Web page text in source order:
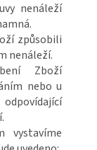
nenáleží
způsobili
nenáleží.
Zboží
nebo u
vystavíme